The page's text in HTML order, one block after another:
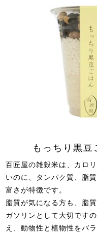
もっちり黒豆
百匠屋の雑穀米は、カロ
いのに、タンパク質、脂
富さが特徴です。
脂質が気になる方も、脂
ガソリンとして大切です
え、動物性と植物性をバ